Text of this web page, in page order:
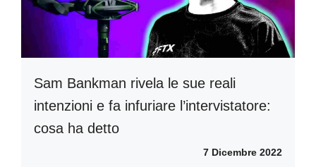
Sam Bankman rivela le sue reali
intenzioni e fa infuriare l’intervistatore:
cosa ha detto
7 Dicembre 2022